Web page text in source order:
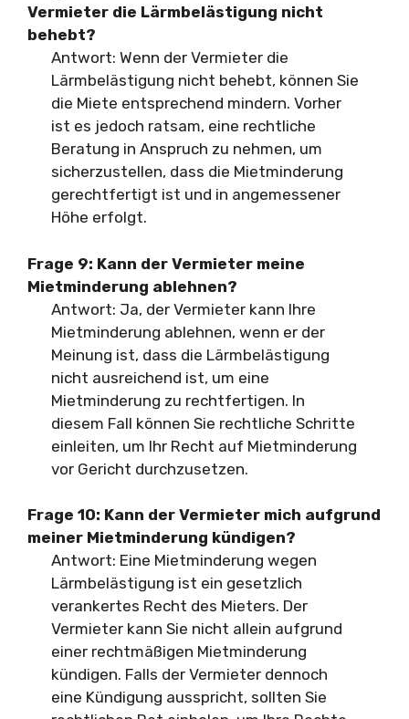
Vermieter die Lärmbelästigung nicht
behebt?
Antwort: Wenn der Vermieter die
Lärmbelästigung nicht behebt, können Sie
die Miete entsprechend mindern. Vorher
ist es jedoch ratsam, eine rechtliche
Beratung in Anspruch zu nehmen, um
sicherzustellen, dass die Mietminderung
gerechtfertigt ist und in angemessener
Höhe erfolgt.
Frage 9: Kann der Vermieter meine
Mietminderung ablehnen?
Antwort: Ja, der Vermieter kann Ihre
Mietminderung ablehnen, wenn er der
Meinung ist, dass die Lärmbelästigung
nicht ausreichend ist, um eine
Mietminderung zu rechtfertigen. In
diesem Fall können Sie rechtliche Schritte
einleiten, um Ihr Recht auf Mietminderung
vor Gericht durchzusetzen.
Frage 10: Kann der Vermieter mich aufgrund
meiner Mietminderung kündigen?
Antwort: Eine Mietminderung wegen
Lärmbelästigung ist ein gesetzlich
verankertes Recht des Mieters. Der
Vermieter kann Sie nicht allein aufgrund
einer rechtmäßigen Mietminderung
kündigen. Falls der Vermieter dennoch
eine Kündigung ausspricht, sollten Sie